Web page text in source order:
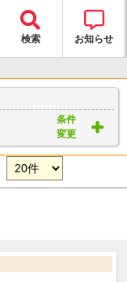
検索 お知らせ
条件
変更